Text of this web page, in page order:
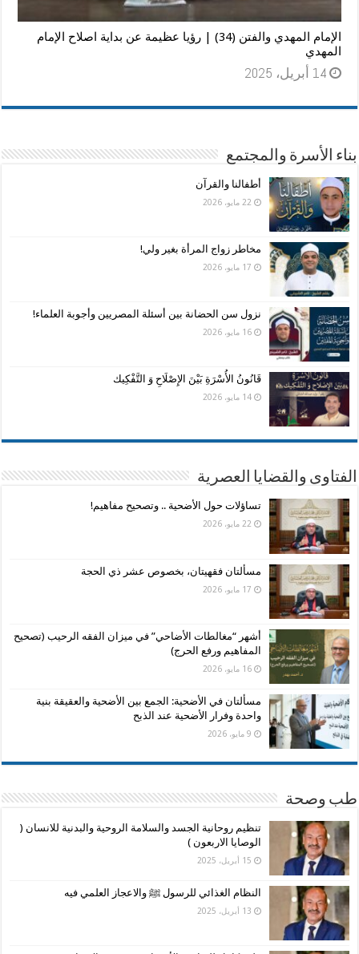
الإمام المهدي والفتن (34) | رؤيا عظيمة عن بداية اصلاح الإمام
المهدي
14 أبريل، 2025
بناء الأسرة والمجتمع
أطفالنا والقرآن
22 مايو، 2026
مخاطر زواج المرأة بغير ولي!
17 مايو، 2026
نزول سن الحضانة بين أسئلة المصريين وأجوبة العلماء!
16 مايو، 2026
قَانُونُ الأُسْرَةِ بَيْنَ الإِصْلَاحِ وَ التَّفْكِيك
14 مايو، 2026
الفتاوى والقضايا العصرية
تساؤلات حول الأضحية .. وتصحيح مفاهيم!
22 مايو، 2026
مسألتان فقهيتان، بخصوص عشر ذي الحجة
17 مايو، 2026
أشهر “مغالطات الأضاحي” في ميزان الفقه الرحيب (تصحيح
المفاهيم ورفع الحرج)
16 مايو، 2026
مسألتان في الأضحية: الجمع بين الأضحية والعقيقة بنية
واحدة وفرار الأضحية عند الذبح
9 مايو، 2026
طب وصحة
تنظيم روحانية الجسد والسلامة الروحية والبدنية للانسان (
الوصايا الاربعون )
15 أبريل، 2025
النظام الغذائي للرسول ﷺ والاعجاز العلمي فيه
13 أبريل، 2025